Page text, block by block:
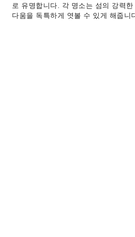
로 유명합니다. 각 명소는 섬의 강력
다움을 독특하게 엿볼 수 있게 해줍니